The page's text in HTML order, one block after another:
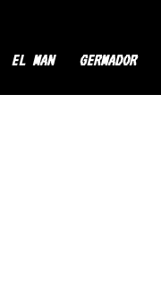
EL MAN GERMADOR